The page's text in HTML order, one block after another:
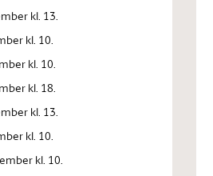
kl. 13.
kl. 10.
kl. 10.
kl. 18.
kl. 13.
kl. 10.
kl. 10.